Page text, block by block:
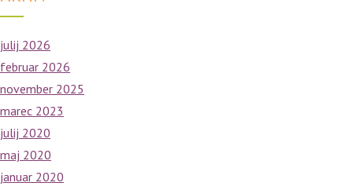
julij 2026
februar 2026
november 2025
marec 2023
julij 2020
maj 2020
januar 2020